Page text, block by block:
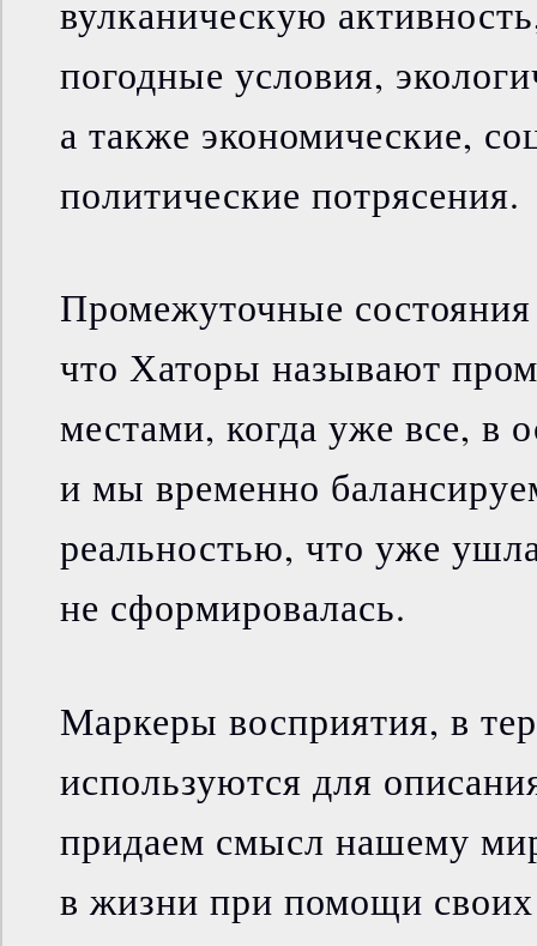
вулканическую
погодные условия,
а также экономические,
политические потрясения.
Промежуточные
что Хаторы называют
местами, когда уже все, в
и мы временно
реальностью, что уже
не сформировалась.
Маркеры восприятия, в
используются для
придаем смысл нашему
в жизни при помощи своих